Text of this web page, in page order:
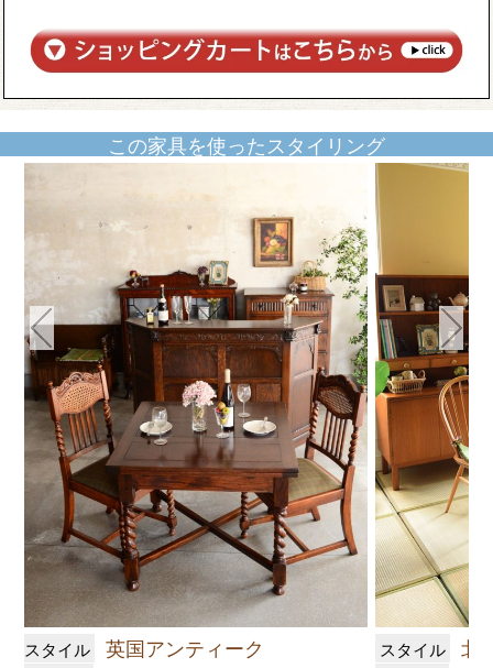
この家具を使ったスタイリング
スタイル
英国アンティーク
スタイル
北